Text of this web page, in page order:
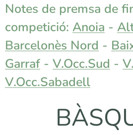
Notes de premsa de
competició: Anoia -
Barcelonès Nord -
Garraf - V.Occ.Sud -
V.Occ.Sabadell